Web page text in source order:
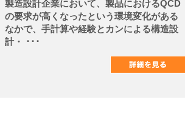
製造設計企業において、製品におけるQCD
の要求が高くなったという環境変化がある
なかで、手計算や経験とカンによる構造設
計・ ･･･